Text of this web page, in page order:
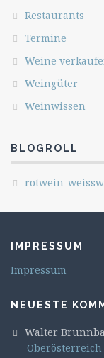
Restaurants
Termine
Weine
Weingüter
Weinwissen
BLOGROLL
rotwein-
IMPRESSUM
Impressum
NEUESTE
Walter
Oberösterreich